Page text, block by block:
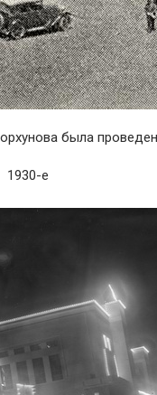
была
1930-е